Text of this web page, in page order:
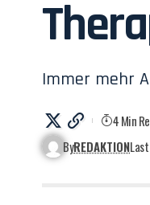
Immer mehr
ByREDAKTION
4 Min